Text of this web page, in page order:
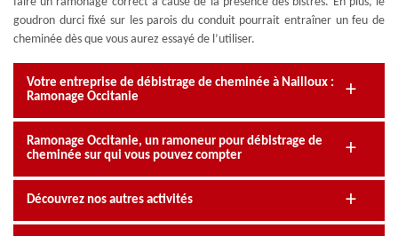
goudron durci fixé sur les parois du conduit pourrait entraîner un feu de
cheminée dès que vous aurez essayé de l’utiliser.
Votre entreprise de débistrage de cheminée à Nailloux :
Ramonage Occitanie
Ramonage Occitanie, un ramoneur pour débistrage de
cheminée sur qui vous pouvez compter
Découvrez nos autres activités